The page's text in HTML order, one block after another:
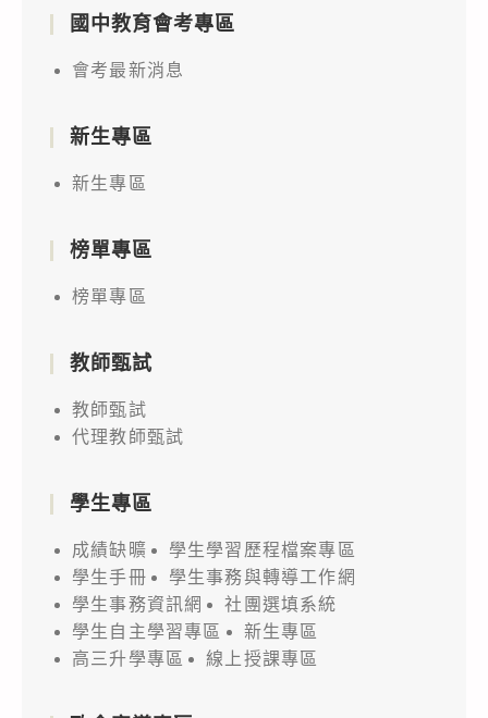
國中教育會考專區
會考最新消息
新生專區
新生專區
榜單專區
榜單專區
教師甄試
教師甄試
代理教師甄試
學生專區
成績缺曠
學生學習歷程檔案專區
學生手冊
學生事務與轉導工作網
學生事務資訊網
社團選填系統
學生自主學習專區
新生專區
高三升學專區
線上授課專區